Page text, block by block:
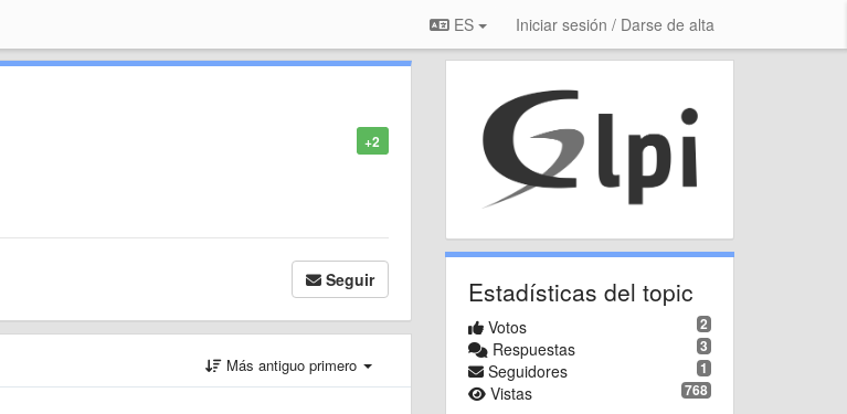
ES Iniciar sesión / Darse de alta
+2
Seguir
Más antiguo primero
Estadísticas del topic
2
Votos
3
Respuestas
1
Seguidores
768
Vistas